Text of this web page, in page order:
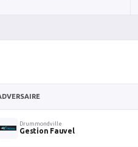
Drummondville
Gestion Fauvel